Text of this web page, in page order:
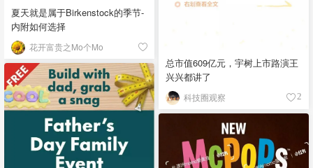
夏天就是属于Birkenstock的季节-
内附如何选择
花开富贵之Mo个Mo
总市值609亿元，宇树上市路演王
兴兴都讲了
科技圈观察 2